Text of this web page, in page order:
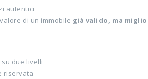
autentici
di un immobile già valido, ma
su due livelli
riservata